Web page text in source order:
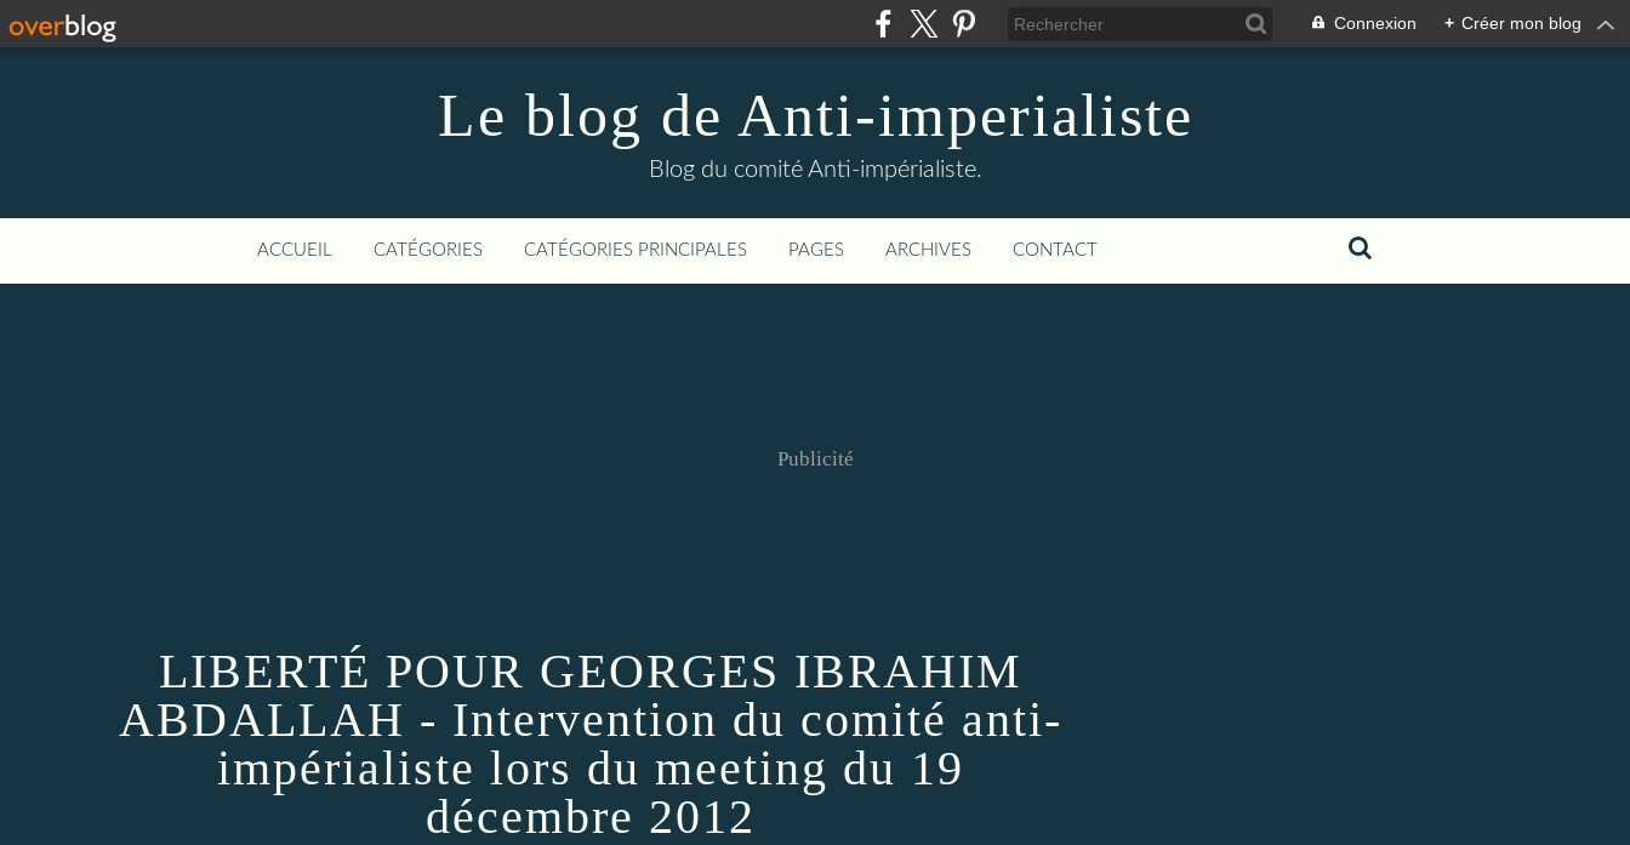
Connexion + Créer mon blog
Le blog de Anti-imperialiste
Blog du comité Anti-impérialiste.
ACCUEIL CATÉGORIES CATÉGORIES PRINCIPALES PAGES ARCHIVES CONTACT
Publicité
LIBERTÉ POUR GEORGES IBRAHIM
ABDALLAH - Intervention du comité anti-
impérialiste lors du meeting du 19
décembre 2012